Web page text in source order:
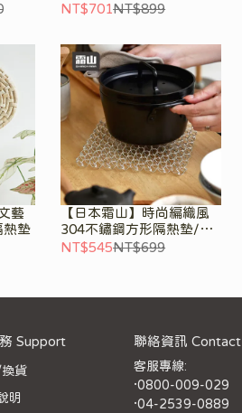
NT$701NT$899
藝
熱墊
【日本霜山】時尚編織風
304不鏽鋼方形隔熱墊/鍋
墊
NT$545NT$699
Support
貨
明
聯絡資訊 Contact
客服專線:
·0800-009-029
·04-2539-0889